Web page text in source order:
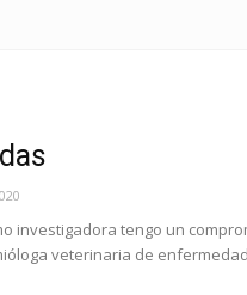
investigadora tengo un
veterinaria de